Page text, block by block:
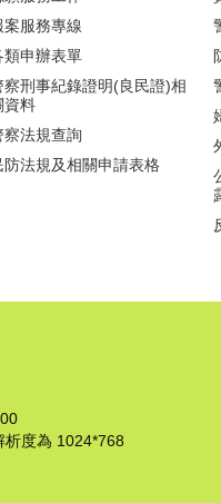
案服務專線
類申辦表單
察刑事紀錄證明(良民證)相
資料
察法規查詢
防法規及相關申請表格
度為 1024*768